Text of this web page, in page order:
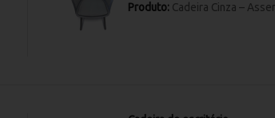
Produto: Cadeira Cinza –